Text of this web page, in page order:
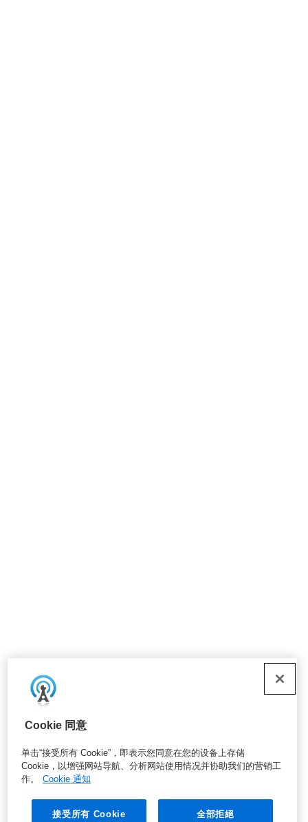
Cookie 同意
单击“接受所有 Cookie”，即表示您同意在您的设备上存储
Cookie，以增强网站导航、分析网站使用情况并协助我们的营销工
作。
Cookie 通知
接受所有 Cookie 全部拒絕